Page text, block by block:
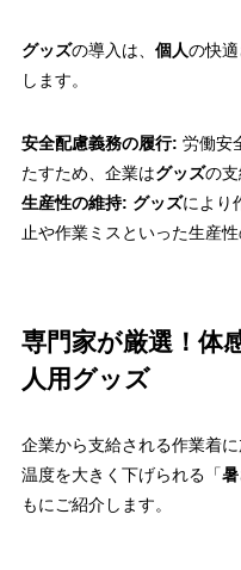
グッズの導入は、 個人の快
します。
安全配慮義務の履行: 労働安
たすため、企業はグッズの支
生産性の維持: グッズにより
止や作業ミスといった生産
専門家が厳選！体
人用グッズ
企業から支給される作業着に
温度を大きく下げられる「
もにご紹介します。